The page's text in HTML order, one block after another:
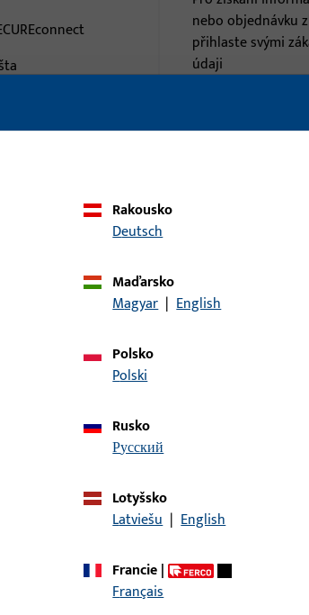
KG
nebo objednávku
přihlaste svými
údaji
2, Délka lišty 350 mm, Typ lišty U-Stulp, Směr
Rakousko
Deutsch
Maďarsko
Magyar | English
Polsko
Polski
Rusko
русский
Lotyšsko
Latviešu | English
Francie|
Français